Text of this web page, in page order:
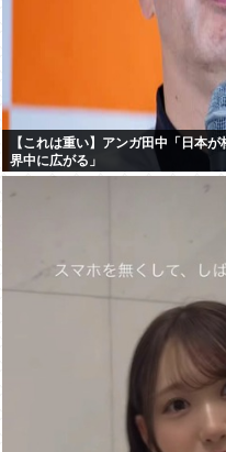
【これは重い】アンガ田中「日本
界中に広がる」